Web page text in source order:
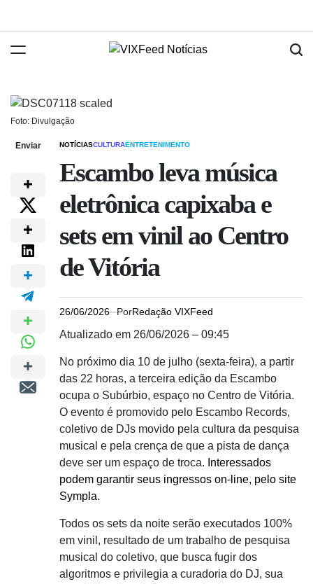
Foto: Divulgação
Enviar NOTÍCIASCULTURAENTRETENIMENTO
Escambo leva música
eletrônica capixaba e
sets em vinil ao Centro
de Vitória
26/06/2026 PorRedação VIXFeed
Atualizado em 26/06/2026 – 09:45
No próximo dia 10 de julho (sexta-feira), a partir
das 22 horas, a terceira edição da Escambo
ocupa o Subúrbio, espaço no Centro de Vitória.
O evento é promovido pelo Escambo Records,
coletivo de DJs movido pela cultura da pesquisa
musical e pela crença de que a pista de dança
deve ser um espaço de troca. Interessados
podem garantir seus ingressos on-line, pelo site
Sympla.
Todos os sets da noite serão executados 100%
em vinil, resultado de um trabalho de pesquisa
musical do coletivo, que busca fugir dos
algoritmos e privilegia a curadoria do DJ, sua